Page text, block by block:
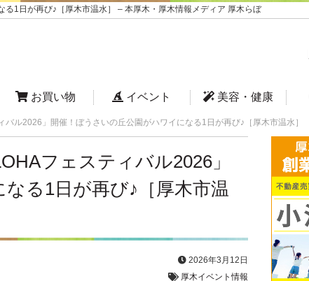
1日が再び♪［厚木市温水］ – 本厚木・厚木情報メディア 厚木らぼ
お買い物 イベント 美容・健康
バル2026」開催！ぼうさいの丘公園がハワイになる1日が再び♪［厚木市温水］
フェスティバル2026」
る1日が再び♪［厚木市温
2026年3月12日
厚木イベント情報